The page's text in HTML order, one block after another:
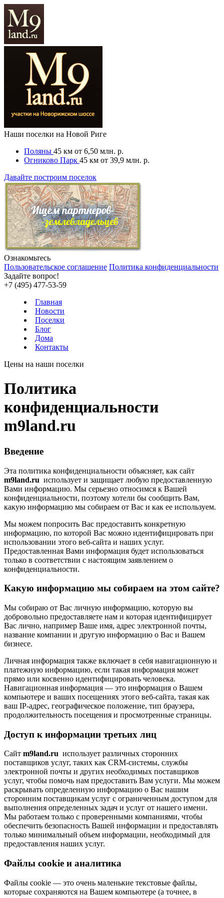
Наши поселки на Новой Риге
Поляны 45 км от 6,50 млн. р.
Огниково Парк 45 км от 39,9 млн. р.
Давайте построим поселок
Ознакомьтесь
Пользовательское соглашение Политика конфиденциальности
Задайте вопрос!
+7 (495) 477-53-59
Главная
Новости
Поселки
Блог
Дома
Контакты
Цены на наши поселки
Политика
конфиденциальности
m9land.ru
Введение
Эта политика конфиденциальности объясняет, как сайт
m9land.ru использует и защищает любую предоставленную
Вами информацию. Мы серьезно относимся к Вашей
конфиденциальности, поэтому хотели бы сообщить Вам,
какую информацию мы собираем от Вас и как ее используем.
Мы можем попросить Вас предоставить конкретную
информацию, по которой Вас можно идентифицировать при
использовании этого веб-сайта и наших услуг.
Предоставленная Вами информация будет использоваться
только в соответствии с настоящим заявлением о
конфиденциальности.
Какую информацию мы собираем на этом сайте?
Мы собираю от Вас личную информацию, которую вы
добровольно предоставляете нам и которая идентифицирует
Вас лично, например Ваше имя, адрес электронной почты,
название компании и другую информацию о Вас и Вашем
бизнесе.
Личная информация также включает в себя навигационную и
платежную информацию, если такая информация может
прямо или косвенно идентифицировать человека.
Навигационная информация — это информация о Вашем
компьютере и ваших посещениях этого веб-сайта, такая как
ваш IP-адрес, географическое положение, тип браузера,
продолжительность посещения и просмотренные страницы.
Доступ к информации третьих лиц
Сайт m9land.ru использует различных сторонних
поставщиков услуг, таких как CRM-системы, службы
электронной почты и других необходимых поставщиков
услуг, чтобы помочь нам предоставить Вам услуги. Мы можем
раскрывать определенную информацию о Вас нашим
сторонним поставщикам услуг с ограниченным доступом для
выполнения определенных задач и услуг от нашего имени.
Мы работаем только с проверенными компаниями, чтобы
обеспечить безопасность Вашей информации и предоставлять
только минимальный объем информации, необходимый для
предоставления наших услуг.
Файлы cookie и аналитика
Файлы cookie — это очень маленькие текстовые файлы,
которые сохраняются на Вашем компьютере (а точнее, в